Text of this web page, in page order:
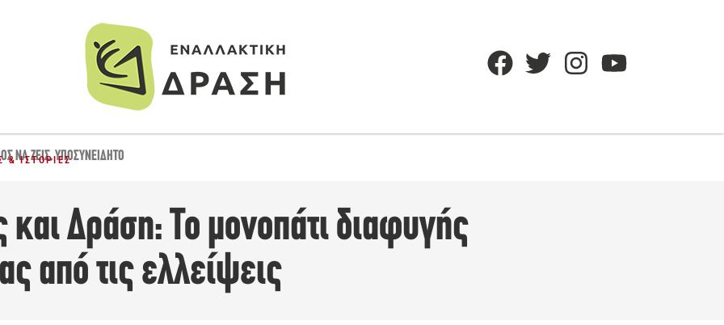
ΝΑ ΖΕΙΣ,ΥΠΟΣΥΝΕΊΔΗΤΟ
& ΙΣΤΟΡΊΕΣ
και Δράση: Το μονοπάτι διαφυγής
από τις ελλείψεις